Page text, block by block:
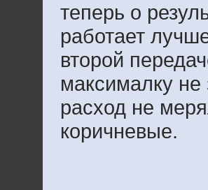
теперь о
работает
второй
максималку
расход не
коричневые.